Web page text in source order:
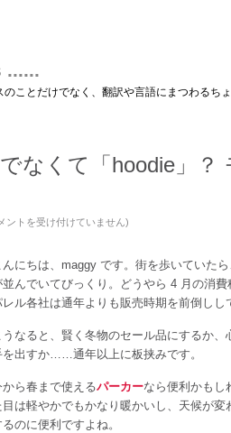
......
のことだけでなく、翻訳や言語にまつわるち
なくて「hoodie」？
ントを受け付けていません)
んにちは、maggy です。街を歩いていた
並んでいてびっくり。どうやら 4 月の消
レル各社は通年よりも販売時期を前倒しし
うなると、賢く冬物のセール品にするか、
を出すか……通年以上に板挟みです。
から春まで使えるパーカーなら便利かもし
目は軽やかでもかなり暖かいし、天候が変
るのに便利ですよね。